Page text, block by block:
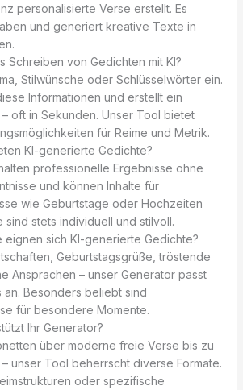
personalisierte Verse erstellt. Es
und generiert kreative Texte in
Schreiben von Gedichten mit KI?
Stilwünsche oder Schlüsselwörter ein.
Informationen und erstellt ein
oft in Sekunden. Unser Tool bietet
für Reime und Metrik.
KI-generierte Gedichte?
professionelle Ergebnisse ohne
und können Inhalte für
wie Geburtstage oder Hochzeiten
sind stets individuell und stilvoll.
eignen sich KI-generierte Gedichte?
Geburtstagsgrüße, tröstende
Ansprachen – unser Generator passt
an. Besonders beliebt sind
für besondere Momente.
Ihr Generator?
über moderne freie Verse bis zu
unser Tool beherrscht diverse Formate.
oder spezifische